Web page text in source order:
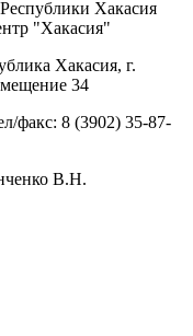
Хакасия
"Хакасия"
Хакасия, г.
34
факс: 8 (3902) 35-87-
В.Н.